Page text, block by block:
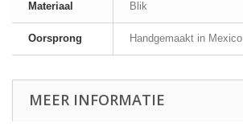
Materiaal Blik
Oorsprong Handgemaakt in Mexico
MEER INFORMATIE